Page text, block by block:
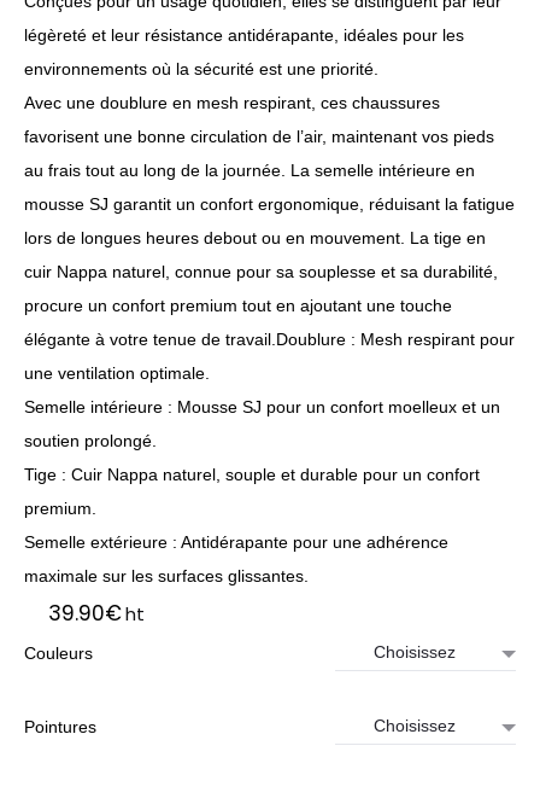
légèreté et leur résistance antidérapante, idéales pour les
environnements où la sécurité est une priorité.
Avec une doublure en mesh respirant, ces chaussures
favorisent une bonne circulation de l’air, maintenant vos pieds
au frais tout au long de la journée. La semelle intérieure en
mousse SJ garantit un confort ergonomique, réduisant la fatigue
lors de longues heures debout ou en mouvement. La tige en
cuir Nappa naturel, connue pour sa souplesse et sa durabilité,
procure un confort premium tout en ajoutant une touche
élégante à votre tenue de travail.Doublure : Mesh respirant pour
une ventilation optimale.
Semelle intérieure : Mousse SJ pour un confort moelleux et un
soutien prolongé.
Tige : Cuir Nappa naturel, souple et durable pour un confort
premium.
Semelle extérieure : Antidérapante pour une adhérence
maximale sur les surfaces glissantes.
39.90€ht
Couleurs
Pointures